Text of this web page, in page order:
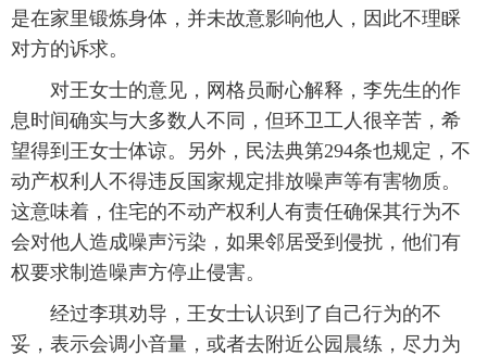
是在家里锻炼身体，并未故意影响他人，因此不理睬
对方的诉求。
对王女士的意见，网格员耐心解释，李先生的作
息时间确实与大多数人不同，但环卫工人很辛苦，希
望得到王女士体谅。另外，民法典第294条也规定，不
动产权利人不得违反国家规定排放噪声等有害物质。
这意味着，住宅的不动产权利人有责任确保其行为不
会对他人造成噪声污染，如果邻居受到侵扰，他们有
权要求制造噪声方停止侵害。
经过李琪劝导，王女士认识到了自己行为的不
妥，表示会调小音量，或者去附近公园晨练，尽力为